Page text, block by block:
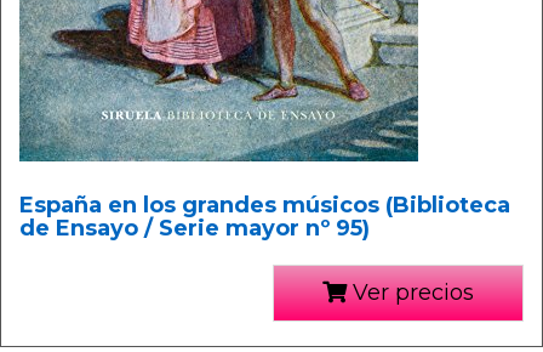
España en los grandes músicos (Biblioteca
de Ensayo / Serie mayor nº 95)
Ver precios